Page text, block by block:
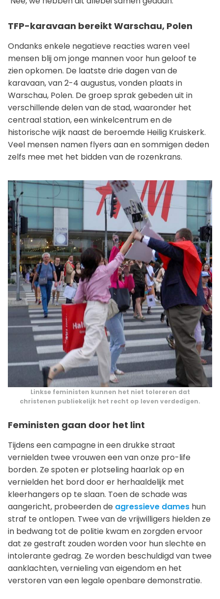
TFP-karavaan bereikt Warschau, Polen
Ondanks enkele negatieve reacties waren veel
mensen blij om jonge mannen voor hun geloof te
zien opkomen. De laatste drie dagen van de
karavaan, van 2-4 augustus, vonden plaats in
Warschau, Polen. De groep sprak gebeden uit in
verschillende delen van de stad, waaronder het
centraal station, een winkelcentrum en de
historische wijk naast de beroemde Heilig Kruiskerk.
Veel mensen namen flyers aan en sommigen deden
zelfs mee met het bidden van de rozenkrans.
Linkse feministen kunnen het niet tolereren dat
christenen publiekelijk het recht op leven verdedigen.
Feministen gaan door het lint
Tijdens een campagne in een drukke straat
vernielden twee vrouwen een van onze pro-life
borden. Ze spoten er plotseling haarlak op en
vernielden het bord door er herhaaldelijk met
kleerhangers op te slaan. Toen de schade was
aangericht, probeerden de agressieve dames hun
straf te ontlopen. Twee van de vrijwilligers hielden ze
in bedwang tot de politie kwam en zorgden ervoor
dat ze gestraft zouden worden voor hun slechte en
intolerante gedrag. Ze worden beschuldigd van twee
aanklachten, vernieling van eigendom en het
verstoren van een legale openbare demonstratie.